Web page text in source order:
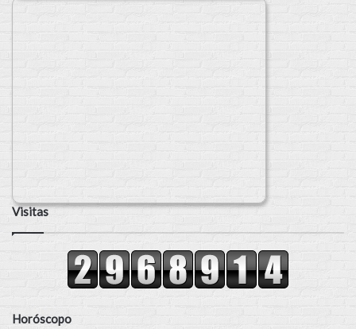
Visitas
Horóscopo